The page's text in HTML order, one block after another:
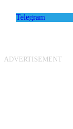
Telegram